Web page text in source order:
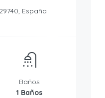
España
Baños
1 Baños